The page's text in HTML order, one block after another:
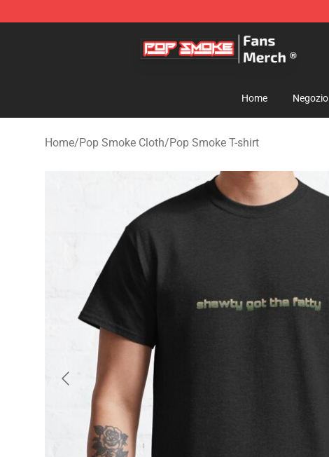
Pop Smoke Store - Official Pop Smoke Merchandise Shop
Home Negozio
Home/Pop Smoke Cloth/Pop Smoke T-shirt